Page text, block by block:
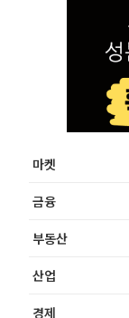
마켓
금융
부동산
산업
경제